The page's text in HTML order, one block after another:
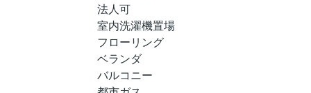
法人可
室内洗濯機置場
フローリング
ベランダ
バルコニー